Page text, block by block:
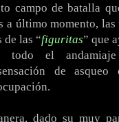
campo de batalla
a último momento,
las “figuritas” que
todo el
de
dado su muy